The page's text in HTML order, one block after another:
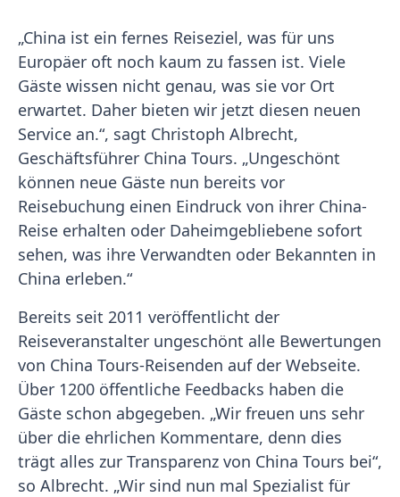
„China ist ein fernes Reiseziel, was für uns
Europäer oft noch kaum zu fassen ist. Viele
Gäste wissen nicht genau, was sie vor Ort
erwartet. Daher bieten wir jetzt diesen neuen
Service an.“, sagt Christoph Albrecht,
Geschäftsführer China Tours. „Ungeschönt
können neue Gäste nun bereits vor
Reisebuchung einen Eindruck von ihrer China-
Reise erhalten oder Daheimgebliebene sofort
sehen, was ihre Verwandten oder Bekannten in
China erleben.“
Bereits seit 2011 veröffentlicht der
Reiseveranstalter ungeschönt alle Bewertungen
von China Tours-Reisenden auf der Webseite.
Über 1200 öffentliche Feedbacks haben die
Gäste schon abgegeben. „Wir freuen uns sehr
über die ehrlichen Kommentare, denn dies
trägt alles zur Transparenz von China Tours bei“,
so Albrecht. „Wir sind nun mal Spezialist für